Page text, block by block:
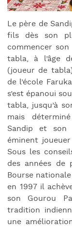
Le père de
fils dès son
commencer son
tabla, à l’âge
(joueur de
de l’école
s’est épanoui
tabla, jusqu’à
mais
Sandip et
éminent
Sous les
des années de
Bourse
en 1997 il
son Gourou
tradition
une